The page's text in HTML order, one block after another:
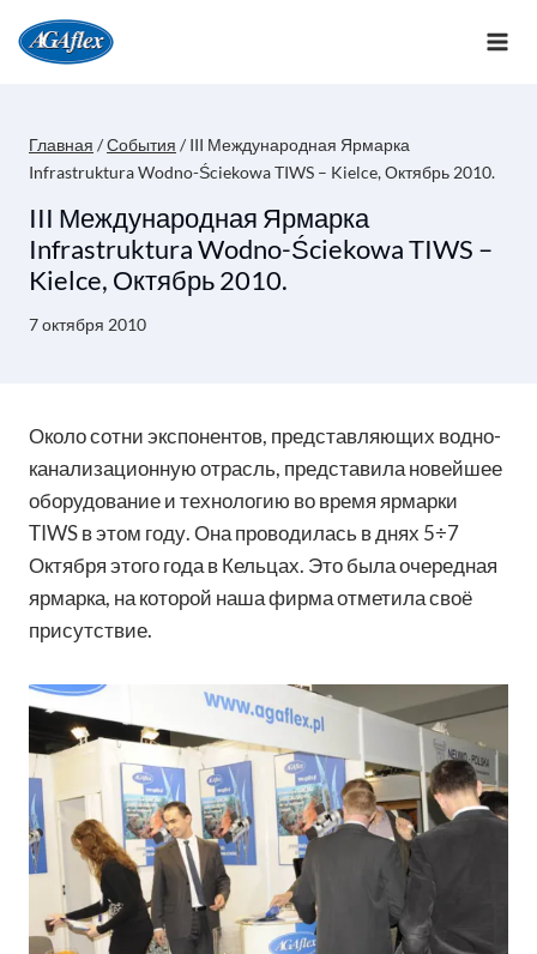
Перейти
Главная /События / III Международная Ярмарка
Infrastruktura Wodno-Ściekowa TIWS – Kielce, Октябрь 2010.
III Международная Ярмарка
Infrastruktura Wodno-Ściekowa TIWS –
Kielce, Октябрь 2010.
7 октября 2010
Около сотни экспонентов, представляющих водно-
канализационную отрасль, представила новейшее
оборудование и технологию во время ярмарки
TIWS в этом году. Она проводилась в днях 5÷7
Октября этого года в Кельцах. Это была очередная
ярмарка, на которой наша фирма отметила своё
присутствие.